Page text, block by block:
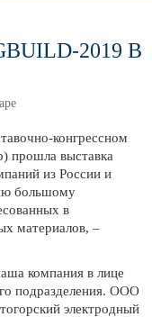
2019 В
конгрессном
прошла выставка
из России и
большому
в
материалов, –
компания в лице
подразделения. ООО
электродный